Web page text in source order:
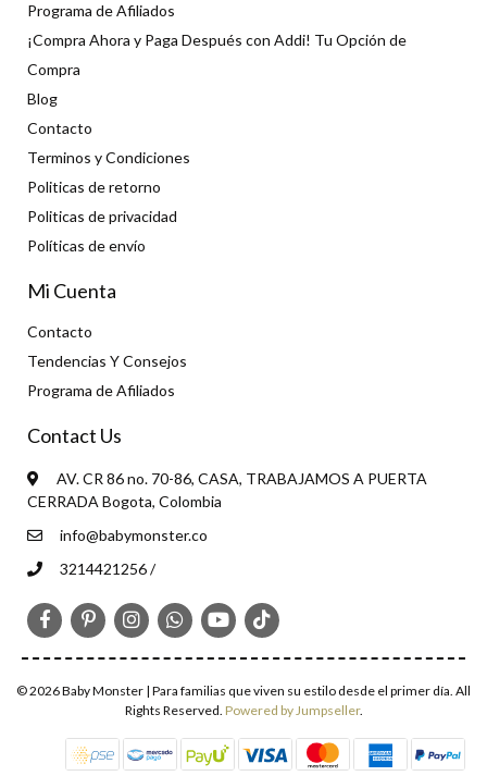
Programa de Afiliados
¡Compra Ahora y Paga Después con Addi! Tu Opción de
Compra
Blog
Contacto
Terminos y Condiciones
Politicas de retorno
Politicas de privacidad
Políticas de envío
Mi Cuenta
Contacto
Tendencias Y Consejos
Programa de Afiliados
Contact Us
AV. CR 86 no. 70-86, CASA, TRABAJAMOS A PUERTA
CERRADA Bogota, Colombia
info@babymonster.co
3214421256 /
© 2026 Baby Monster | Para familias que viven su estilo desde el primer día. All
Rights Reserved. Powered by Jumpseller.